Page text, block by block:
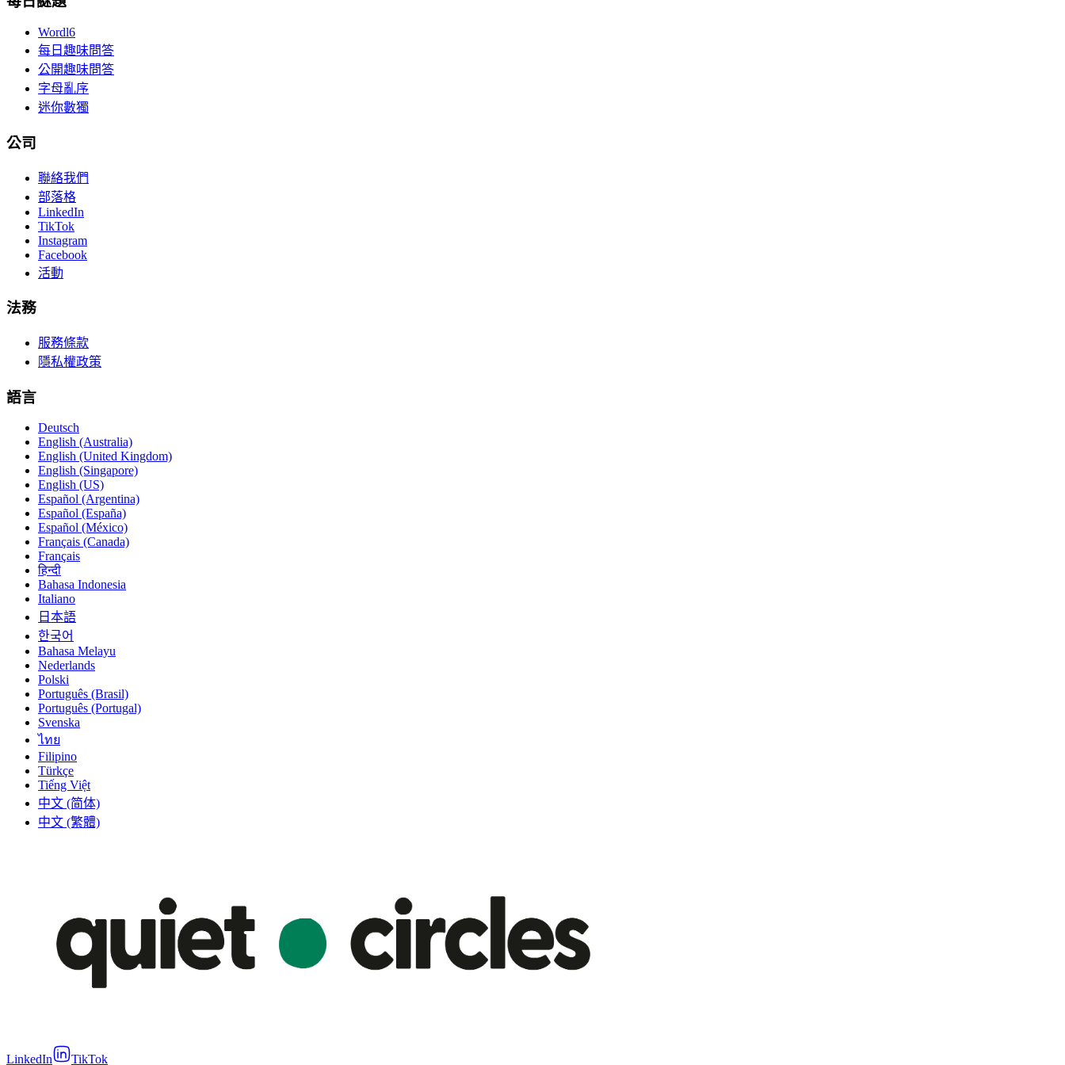
Wordl6
每日趣味問答
公開趣味問答
字母亂序
迷你數獨
公司
聯絡我們
部落格
LinkedIn
TikTok
Instagram
Facebook
活動
法務
服務條款
隱私權政策
語言
Deutsch
English (Australia)
English (United Kingdom)
English (Singapore)
English (US)
Español (Argentina)
Español (España)
Español (México)
Français (Canada)
Français
हिन्दी
Bahasa Indonesia
Italiano
日本語
한국어
Bahasa Melayu
Nederlands
Polski
Português (Brasil)
Português (Portugal)
Svenska
ไทย
Filipino
Türkçe
Tiếng Việt
中文 (简体)
中文 (繁體)
LinkedIn TikTok